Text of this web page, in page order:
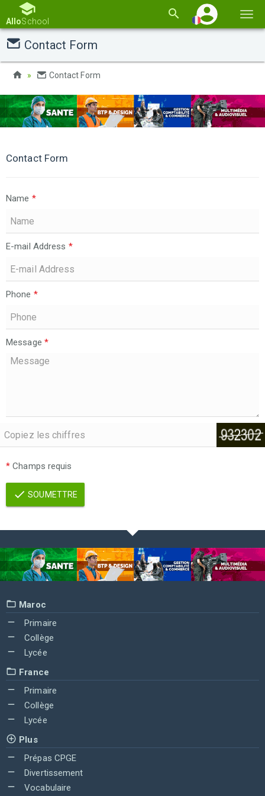
la
AlloSchool
Contact Form
Contact Form
Contact Form
Name *
E-mail Address *
Phone *
Message *
* Champs requis
SOUMETTRE
Maroc
Primaire
Collège
Lycée
France
Primaire
Collège
Lycée
Plus
Prépas CPGE
Divertissement
Vocabulaire